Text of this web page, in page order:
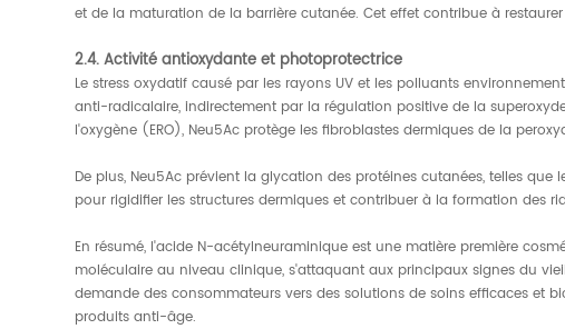
et de la maturation de la barrière cutanée. Cet effet contribue à
2.4. Activité antioxydante et photoprotectrice
Le stress oxydatif causé par les rayons UV et les polluants
anti-radicalaire, indirectement par la régulation positive de la
l'oxygène (ERO), Neu5Ac protège les fibroblastes dermiques de la
De plus, Neu5Ac prévient la glycation des protéines cutanées, telles
pour rigidifier les structures dermiques et contribuer à la formation des
En résumé, l'acide N-acétylneuraminique est une matière première
moléculaire au niveau clinique, s'attaquant aux principaux signes du
demande des consommateurs vers des solutions de soins efficaces et
produits anti-âge.